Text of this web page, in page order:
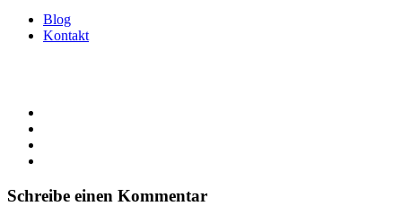
Blog
Kontakt
Schreibe einen Kommentar